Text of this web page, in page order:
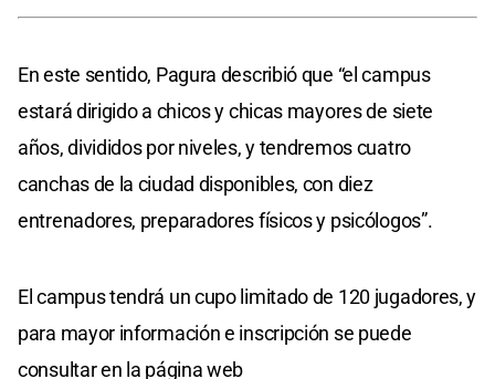
En este sentido, Pagura describió que “el campus
estará dirigido a chicos y chicas mayores de siete
años, divididos por niveles, y tendremos cuatro
canchas de la ciudad disponibles, con diez
entrenadores, preparadores físicos y psicólogos”.
El campus tendrá un cupo limitado de 120 jugadores, y
para mayor información e inscripción se puede
consultar en la página web